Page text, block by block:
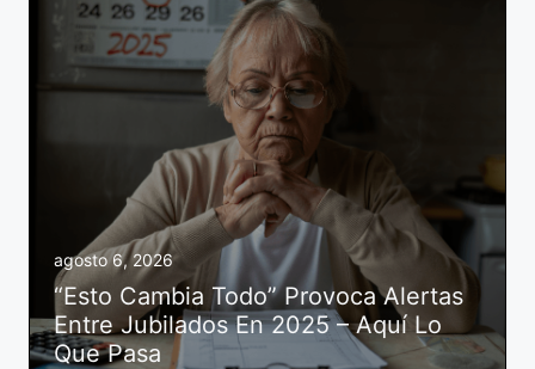
agosto 6, 2026
“Esto Cambia Todo” Provoca Alertas
Entre Jubilados En 2025 – Aquí Lo
Que Pasa